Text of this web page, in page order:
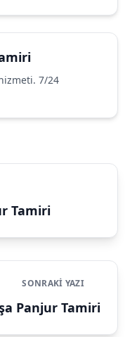
7/24
Tamiri
SONRAKI YAZI
Panjur Tamiri